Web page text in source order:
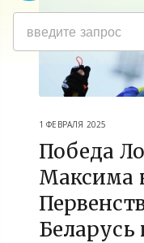
1 ФЕВРАЛЯ 2025
Победа
Максима
Беларусь